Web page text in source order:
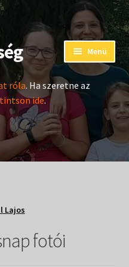
Menü
róla. Ha szeretne az
ide.
Lajos
fotói